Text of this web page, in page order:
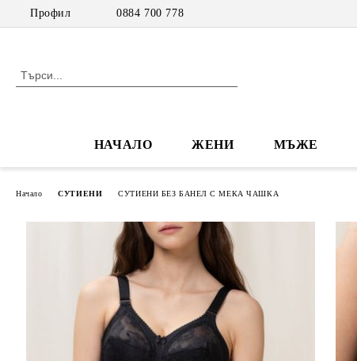
Профил 0884 700 778
НАЧАЛО ЖЕНИ МЪЖЕ
Начало СУТИЕНИ СУТИЕНИ БЕЗ БАНЕЛ С МЕКА ЧАШКА